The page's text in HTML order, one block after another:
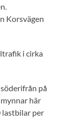
Korsvägen
i cirka
på
här
per